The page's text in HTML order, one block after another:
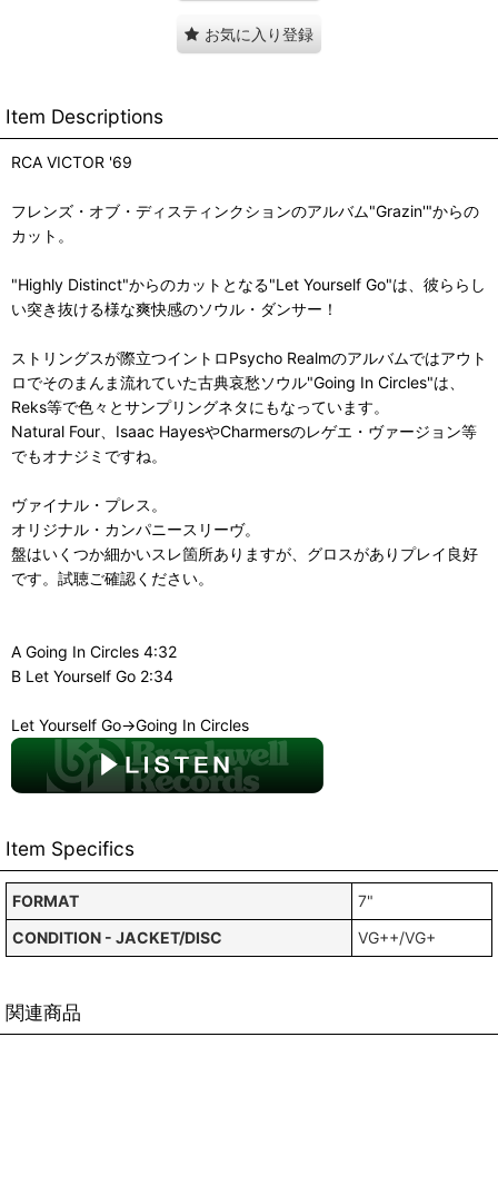
お気に入り登録
Item Descriptions
RCA VICTOR '69
フレンズ・オブ・ディスティンクションのアルバム"Grazin'"からの
カット。
"Highly Distinct"からのカットとなる"Let Yourself Go"は、彼ららし
い突き抜ける様な爽快感のソウル・ダンサー！
ストリングスが際立つイントロPsycho Realmのアルバムではアウト
ロでそのまんま流れていた古典哀愁ソウル"Going In Circles"は、
Reks等で色々とサンプリングネタにもなっています。
Natural Four、Isaac HayesやCharmersのレゲエ・ヴァージョン等
でもオナジミですね。
ヴァイナル・プレス。
オリジナル・カンパニースリーヴ。
盤はいくつか細かいスレ箇所ありますが、グロスがありプレイ良好
です。試聴ご確認ください。
A Going In Circles 4:32
B Let Yourself Go 2:34
Let Yourself Go→Going In Circles
Item Specifics
FORMAT
7"
CONDITION - JACKET/DISC
VG++/VG+
関連商品